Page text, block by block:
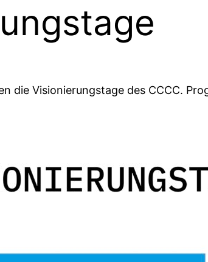
die Visionierungstage des CCCC.